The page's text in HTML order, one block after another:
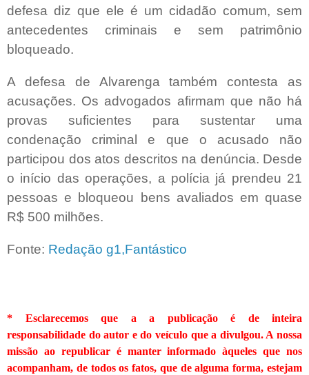
defesa diz que ele é um cidadão comum, sem
antecedentes criminais e sem patrimônio
bloqueado.
A defesa de Alvarenga também contesta as
acusações. Os advogados afirmam que não há
provas suficientes para sustentar uma
condenação criminal e que o acusado não
participou dos atos descritos na denúncia. Desde
o início das operações, a polícia já prendeu 21
pessoas e bloqueou bens avaliados em quase
R$ 500 milhões.
Fonte: Redação g1,Fantástico
* Esclarecemos que a a publicação é de inteira
responsabilidade do autor e do veículo que a divulgou. A nossa
missão ao republicar é manter informado àqueles que nos
acompanham, de todos os fatos, que de alguma forma, estejam